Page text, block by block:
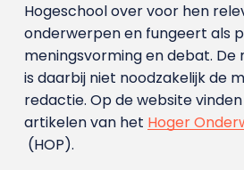
Hogeschool over voor hen
onderwerpen en fungeert als
meningsvorming en debat. De
is daarbij niet noodzakelijk de
redactie. Op de website
artikelen van het Hoger
(HOP).